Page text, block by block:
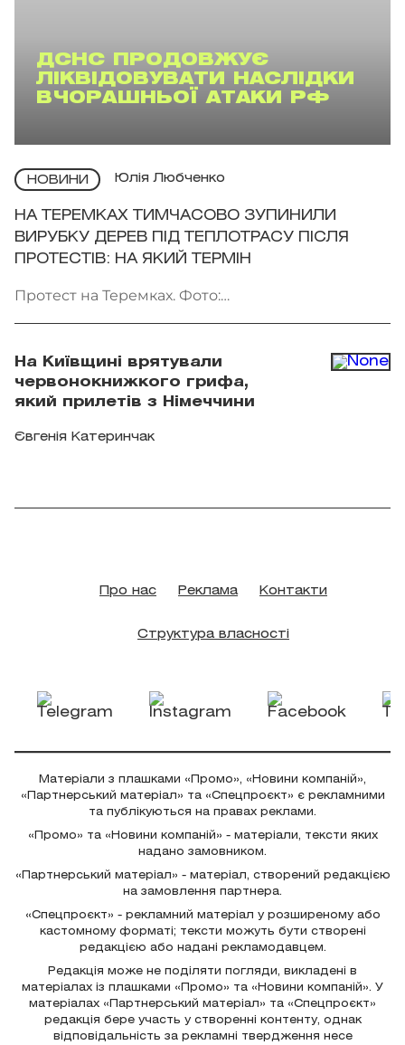
ДСНС ПРОДОВЖУЄ
ЛІКВІДОВУВАТИ НАСЛІДКИ
ВЧОРАШНЬОЇ АТАКИ РФ
НОВИНИ Юлія Любченко
НА ТЕРЕМКАХ ТИМЧАСОВО ЗУПИНИЛИ
ВИРУБКУ ДЕРЕВ ПІД ТЕПЛОТРАСУ ПІСЛЯ
ПРОТЕСТІВ: НА ЯКИЙ ТЕРМІН
Протест на Теремках. Фото:
На Київщині врятували
червонокнижкого грифа,
який прилетів з Німеччини
Євгенія Катеринчак
Про нас Реклама Контакти
Структура власності
Матеріали з плашками «Промо», «Новини компаній»,
«Партнерський матеріал» та «Спецпроєкт» є рекламними
та публікуються на правах реклами.
«Промо» та «Новини компаній» - матеріали, тексти яких
надано замовником.
«Партнерський матеріал» - матеріал, створений редакцією
на замовлення партнера.
«Спецпроєкт» - рекламний матеріал у розширеному або
кастомному форматі; тексти можуть бути створені
редакцією або надані рекламодавцем.
Редакція може не поділяти погляди, викладені в
матеріалах із плашками «Промо» та «Новини компаній». У
матеріалах «Партнерський матеріал» та «Спецпроєкт»
редакція бере участь у створенні контенту, однак
відповідальність за рекламні твердження несе